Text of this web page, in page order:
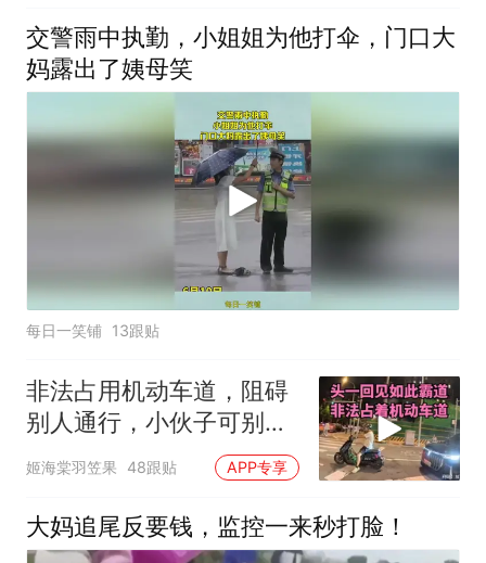
交警雨中执勤，小姐姐为他打伞，门口大
妈露出了姨母笑
每日一笑铺 13跟贴
非法占用机动车道，阻碍
别人通行，小伙子可别把
后车弄急眼了呢
姬海棠羽笠果 48跟贴 APP专享
大妈追尾反要钱，监控一来秒打脸！